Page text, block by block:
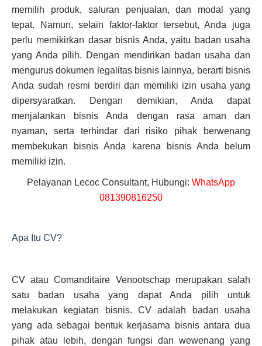
memilih produk, saluran penjualan, dan modal yang
tepat. Namun, selain faktor-faktor tersebut, Anda juga
perlu memikirkan dasar bisnis Anda, yaitu badan usaha
yang Anda pilih. Dengan mendirikan badan usaha dan
mengurus dokumen legalitas bisnis lainnya, berarti bisnis
Anda sudah resmi berdiri dan memiliki izin usaha yang
dipersyaratkan. Dengan demikian, Anda dapat
menjalankan bisnis Anda dengan rasa aman dan
nyaman, serta terhindar dari risiko pihak berwenang
membekukan bisnis Anda karena bisnis Anda belum
memiliki izin.
Pelayanan Lecoc Consultant, Hubungi: WhatsApp
081390816250
Apa Itu CV?
CV atau Comanditaire Venootschap merupakan salah
satu badan usaha yang dapat Anda pilih untuk
melakukan kegiatan bisnis. CV adalah badan usaha
yang ada sebagai bentuk kerjasama bisnis antara dua
pihak atau lebih, dengan fungsi dan wewenang yang